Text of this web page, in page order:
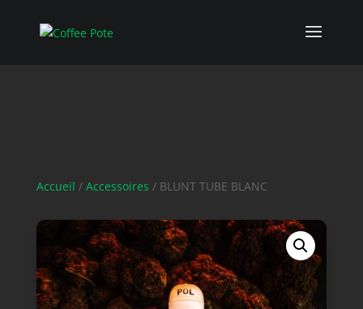
Accueil / Accessoires / BLUNT TUBE BLANC